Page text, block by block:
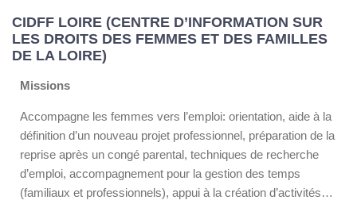
CIDFF LOIRE (CENTRE D’INFORMATION SUR
LES DROITS DES FEMMES ET DES FAMILLES
DE LA LOIRE)
Missions
Accompagne les femmes vers l’emploi: orientation, aide à la
définition d’un nouveau projet professionnel, préparation de la
reprise après un congé parental, techniques de recherche
d’emploi, accompagnement pour la gestion des temps
(familiaux et professionnels), appui à la création d’activités…